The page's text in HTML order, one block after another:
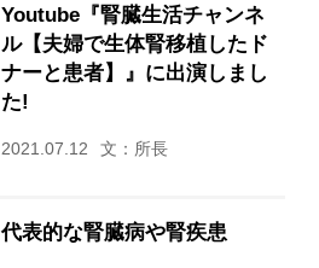
Youtube『腎臓生活チャンネ
ル【夫婦で生体腎移植したド
ナーと患者】』に出演しまし
た!
2021.07.12 文：所長
代表的な腎臓病や腎疾患